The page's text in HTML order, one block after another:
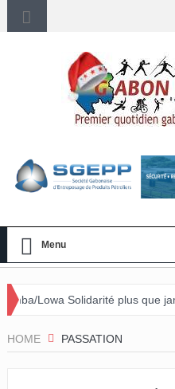
Menu
plus que jamais
HOME PASSATION